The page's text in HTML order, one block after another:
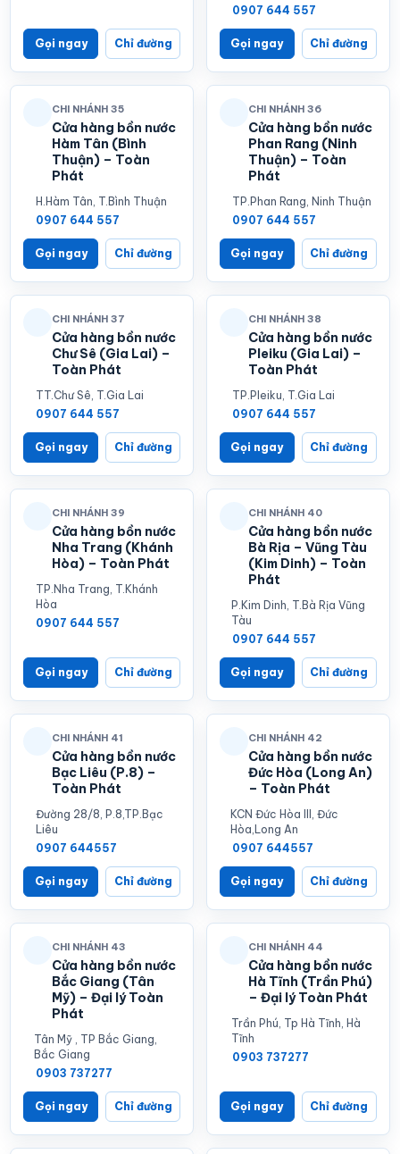
Gọi ngay Chỉ đường
0907 644 557
Gọi ngay Chỉ đường
CHI NHÁNH 35
Cửa hàng bồn nước
Hàm Tân (Bình
Thuận) – Toàn
Phát
H.Hàm Tân, T.Bình Thuận
0907 644 557
Gọi ngay Chỉ đường
CHI NHÁNH 36
Cửa hàng bồn nước
Phan Rang (Ninh
Thuận) – Toàn
Phát
TP.Phan Rang, Ninh Thuận
0907 644 557
Gọi ngay Chỉ đường
CHI NHÁNH 37
Cửa hàng bồn nước
Chư Sê (Gia Lai) –
Toàn Phát
TT.Chư Sê, T.Gia Lai
0907 644 557
Gọi ngay Chỉ đường
CHI NHÁNH 38
Cửa hàng bồn nước
Pleiku (Gia Lai) –
Toàn Phát
TP.Pleiku, T.Gia Lai
0907 644 557
Gọi ngay Chỉ đường
CHI NHÁNH 39
Cửa hàng bồn nước
Nha Trang (Khánh
Hòa) – Toàn Phát
TP.Nha Trang, T.Khánh
Hòa
0907 644 557
Gọi ngay Chỉ đường
CHI NHÁNH 40
Cửa hàng bồn nước
Bà Rịa – Vũng Tàu
(Kim Dinh) – Toàn
Phát
P.Kim Dinh, T.Bà Rịa Vũng
Tàu
0907 644 557
Gọi ngay Chỉ đường
CHI NHÁNH 41
Cửa hàng bồn nước
Bạc Liêu (P.8) –
Toàn Phát
Đường 28/8, P.8,TP.Bạc
Liêu
0907 644557
Gọi ngay Chỉ đường
CHI NHÁNH 42
Cửa hàng bồn nước
Đức Hòa (Long An)
– Toàn Phát
KCN Đức Hòa III, Đức
Hòa,Long An
0907 644557
Gọi ngay Chỉ đường
CHI NHÁNH 43
Cửa hàng bồn nước
Bắc Giang (Tân
Mỹ) – Đại lý Toàn
Phát
Tân Mỹ , TP Bắc Giang,
Bắc Giang
0903 737277
Gọi ngay Chỉ đường
CHI NHÁNH 44
Cửa hàng bồn nước
Hà Tĩnh (Trần Phú)
– Đại lý Toàn Phát
Trần Phú, Tp Hà Tĩnh, Hà
Tĩnh
0903 737277
Gọi ngay Chỉ đường